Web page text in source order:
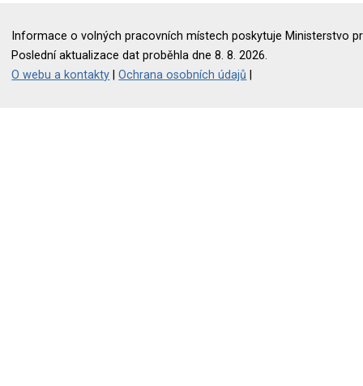
Informace o volných pracovních místech poskytuje Ministerstvo
Poslední aktualizace dat proběhla dne 8. 8. 2026.
O webu a kontakty |Ochrana osobních údajů